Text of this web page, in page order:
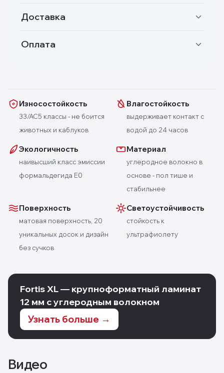
Доставка
Оплата
Износостойкость
33/AC5 классы - не боится
животных и каблуков
Влагостойкость
выдерживает контакт с
водой до 24 часов
Экологичность
наивысший класс эмиссии
формальдегида E0
Материал
углеродное волокно в
основе - пол тише и
стабильнее
Поверхность
матовая поверхность, 20
уникальных досок и дизайн
без сучков
Светоустойчивость
стойкость к
ультрафиолету
Fortis XL — крупноформатный ламинат
12 мм с углеродным волокном
Узнать больше →
Видео